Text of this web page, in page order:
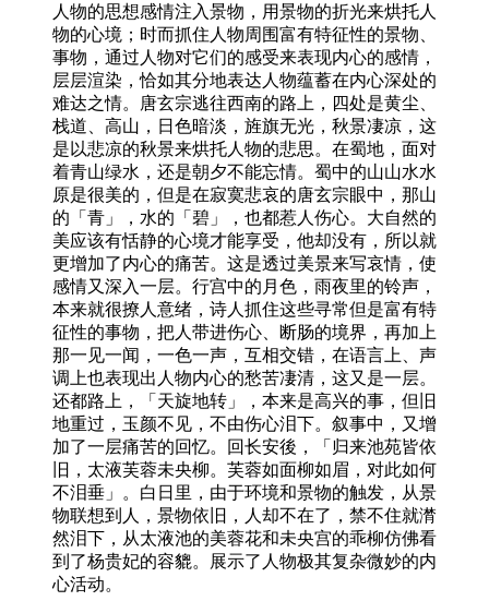
人物的思想感情注入景物，用景物的折光来烘托人
物的心境；时而抓住人物周围富有特征性的景物、
事物，通过人物对它们的感受来表现内心的感情，
层层渲染，恰如其分地表达人物蕴蓄在内心深处的
难达之情。唐玄宗逃往西南的路上，四处是黄尘、
栈道、高山，日色暗淡，旌旗无光，秋景凄凉，这
是以悲凉的秋景来烘托人物的悲思。在蜀地，面对
着青山绿水，还是朝夕不能忘情。蜀中的山山水水
原是很美的，但是在寂寞悲哀的唐玄宗眼中，那山
的「青」，水的「碧」，也都惹人伤心。大自然的
美应该有恬静的心境才能享受，他却没有，所以就
更增加了内心的痛苦。这是透过美景来写哀情，使
感情又深入一层。行宫中的月色，雨夜里的铃声，
本来就很撩人意绪，诗人抓住这些寻常但是富有特
征性的事物，把人带进伤心、断肠的境界，再加上
那一见一闻，一色一声，互相交错，在语言上、声
调上也表现出人物内心的愁苦凄清，这又是一层。
还都路上，「天旋地转」，本来是高兴的事，但旧
地重过，玉颜不见，不由伤心泪下。叙事中，又增
加了一层痛苦的回忆。回长安後，「归来池苑皆依
旧，太液芙蓉未央柳。芙蓉如面柳如眉，对此如何
不泪垂」。白日里，由于环境和景物的触发，从景
物联想到人，景物依旧，人却不在了，禁不住就潸
然泪下，从太液池的美蓉花和未央宫的乖柳仿佛看
到了杨贵妃的容貔。展示了人物极其复杂微妙的内
心活动。